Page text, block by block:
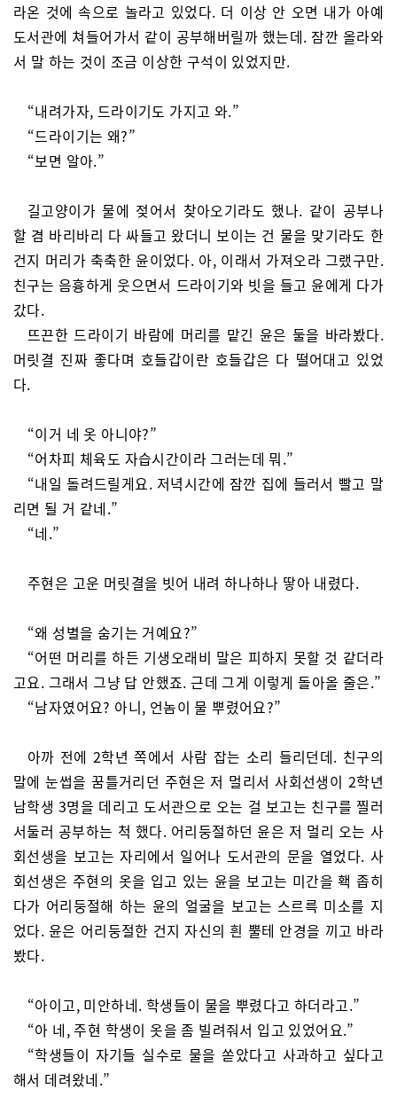
라온 것에 속으로 놀라고 있었다. 더 이상 안 오면 내가 아예
도서관에 쳐들어가서 같이 공부해버릴까 했는데. 잠깐 올라와
서 말 하는 것이 조금 이상한 구석이 있었지만.
“내려가자, 드라이기도 가지고 와.”
“드라이기는 왜?”
“보면 알아.”
길고양이가 물에 젖어서 찾아오기라도 했나. 같이 공부나
할 겸 바리바리 다 싸들고 왔더니 보이는 건 물을 맞기라도 한
건지 머리가 축축한 윤이었다. 아, 이래서 가져오라 그랬구만.
친구는 음흉하게 웃으면서 드라이기와 빗을 들고 윤에게 다가
갔다.
뜨끈한 드라이기 바람에 머리를 맡긴 윤은 둘을 바라봤다.
머릿결 진짜 좋다며 호들갑이란 호들갑은 다 떨어대고 있었
다.
“이거 네 옷 아니야?”
“어차피 체육도 자습시간이라 그러는데 뭐.”
“내일 돌려드릴게요. 저녁시간에 잠깐 집에 들러서 빨고 말
리면 될 거 같네.”
“네.”
주현은 고운 머릿결을 빗어 내려 하나하나 땋아 내렸다.
“왜 성별을 숨기는 거예요?”
“어떤 머리를 하든 기생오래비 말은 피하지 못할 것 같더라
고요. 그래서 그냥 답 안했죠. 근데 그게 이렇게 돌아올 줄은.”
“남자였어요? 아니, 언놈이 물 뿌렸어요?”
아까 전에 2학년 쪽에서 사람 잡는 소리 들리던데. 친구의
말에 눈썹을 꿈틀거리던 주현은 저 멀리서 사회선생이 2학년
남학생 3명을 데리고 도서관으로 오는 걸 보고는 친구를 찔러
서둘러 공부하는 척 했다. 어리둥절하던 윤은 저 멀리 오는 사
회선생을 보고는 자리에서 일어나 도서관의 문을 열었다. 사
회선생은 주현의 옷을 입고 있는 윤을 보고는 미간을 홱 좁히
다가 어리둥절해 하는 윤의 얼굴을 보고는 스르륵 미소를 지
었다. 윤은 어리둥절한 건지 자신의 흰 뿔테 안경을 끼고 바라
봤다.
“아이고, 미안하네. 학생들이 물을 뿌렸다고 하더라고.”
“아 네, 주현 학생이 옷을 좀 빌려줘서 입고 있었어요.”
“학생들이 자기들 실수로 물을 쏟았다고 사과하고 싶다고
해서 데려왔네.”